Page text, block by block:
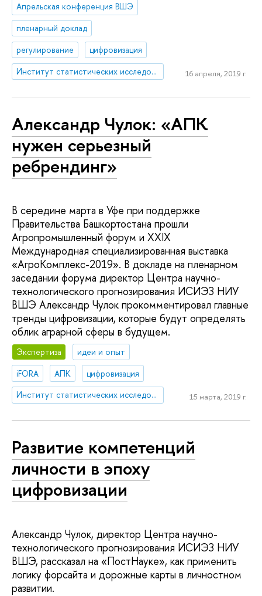
Апрельская конференция ВШЭ
пленарный доклад
регулирование
цифровизация
Институт статистических исследований и экономики знаний
16 апреля, 2019 г.
Александр Чулок: «АПК
нужен серьезный
ребрендинг»
В середине марта в Уфе при поддержке
Правительства Башкортостана прошли
Агропромышленный форум и XXIX
Международная специализированная выставка
«АгроКомплекс-2019». В докладе на пленарном
заседании форума директор Центра научно-
технологического прогнозирования ИСИЭЗ НИУ
ВШЭ Александр Чулок прокомментировал главные
тренды цифровизации, которые будут определять
облик аграрной сферы в будущем.
Экспертиза
идеи и опыт
iFORA
АПК
цифровизация
Институт статистических исследований и экономики знаний
15 марта, 2019 г.
Развитие компетенций
личности в эпоху
цифровизации
Александр Чулок, директор Центра научно-
технологического прогнозирования ИСИЭЗ НИУ
ВШЭ, рассказал на «ПостНауке», как применить
логику форсайта и дорожные карты в личностном
развитии.